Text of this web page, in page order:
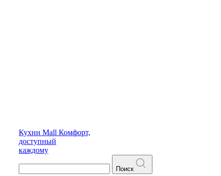
Кухни Mall Комфорт,
доступный
каждому
Поиск